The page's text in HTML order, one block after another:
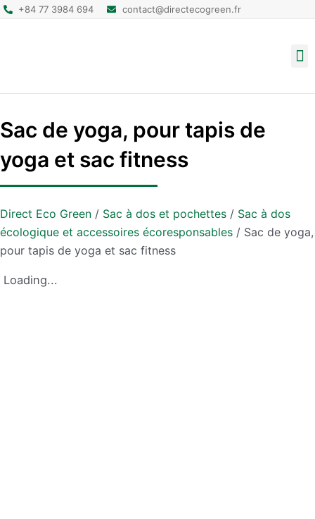
+84 77 3984 694 contact@directecogreen.fr
Sac de yoga, pour tapis de
yoga et sac fitness
Direct Eco Green / Sac à dos et pochettes / Sac à dos
écologique et accessoires écoresponsables​ / Sac de yoga,
pour tapis de yoga et sac fitness
Loading...